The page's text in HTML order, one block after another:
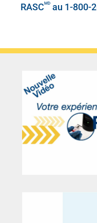
RASCMD au 1-800-